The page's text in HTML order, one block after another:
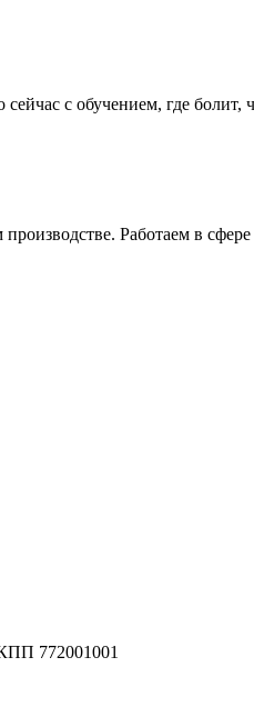
сейчас с обучением, где
Работаем в
772001001